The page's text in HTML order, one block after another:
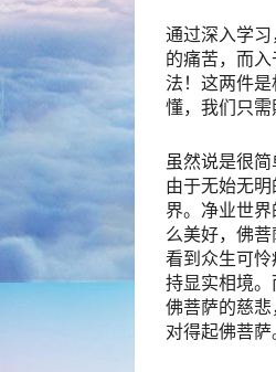
通过深入学
的痛苦，而
法！这两件
懂，我们只需
虽然说是很
由于无始无
界。净业世
么美好，佛
看到众生可
持显实相境
佛菩萨的慈
对得起佛菩萨